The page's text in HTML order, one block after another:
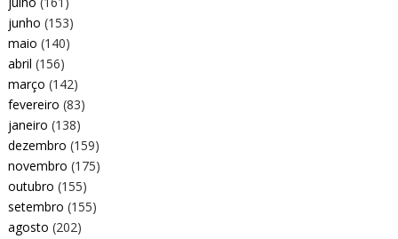
junho (153)
maio (140)
abril (156)
março (142)
fevereiro (83)
janeiro (138)
dezembro (159)
novembro (175)
outubro (155)
setembro (155)
agosto (202)